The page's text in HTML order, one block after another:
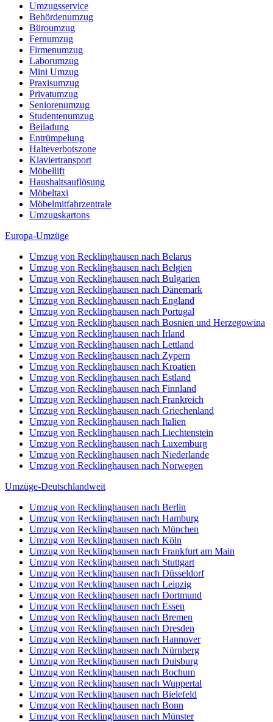
Umzugsservice
Behördenumzug
Büroumzug
Fernumzug
Firmenumzug
Laborumzug
Mini Umzug
Praxisumzug
Privatumzug
Seniorenumzug
Studentenumzug
Beiladung
Entrümpelung
Halteverbotszone
Klaviertransport
Möbellift
Haushaltsauflösung
Möbeltaxi
Möbelmitfahrzentrale
Umzugskartons
Europa-Umzüge
Umzug von Recklinghausen nach Belarus
Umzug von Recklinghausen nach Belgien
Umzug von Recklinghausen nach Bulgarien
Umzug von Recklinghausen nach Dänemark
Umzug von Recklinghausen nach England
Umzug von Recklinghausen nach Portugal
Umzug von Recklinghausen nach Bosnien und Herzegowina
Umzug von Recklinghausen nach Irland
Umzug von Recklinghausen nach Lettland
Umzug von Recklinghausen nach Zypern
Umzug von Recklinghausen nach Kroatien
Umzug von Recklinghausen nach Estland
Umzug von Recklinghausen nach Finnland
Umzug von Recklinghausen nach Frankreich
Umzug von Recklinghausen nach Griechenland
Umzug von Recklinghausen nach Italien
Umzug von Recklinghausen nach Liechtenstein
Umzug von Recklinghausen nach Luxemburg
Umzug von Recklinghausen nach Niederlande
Umzug von Recklinghausen nach Norwegen
Umzüge-Deutschlandweit
Umzug von Recklinghausen nach Berlin
Umzug von Recklinghausen nach Hamburg
Umzug von Recklinghausen nach München
Umzug von Recklinghausen nach Köln
Umzug von Recklinghausen nach Frankfurt am Main
Umzug von Recklinghausen nach Stuttgart
Umzug von Recklinghausen nach Düsseldorf
Umzug von Recklinghausen nach Leipzig
Umzug von Recklinghausen nach Dortmund
Umzug von Recklinghausen nach Essen
Umzug von Recklinghausen nach Bremen
Umzug von Recklinghausen nach Dresden
Umzug von Recklinghausen nach Hannover
Umzug von Recklinghausen nach Nürnberg
Umzug von Recklinghausen nach Duisburg
Umzug von Recklinghausen nach Bochum
Umzug von Recklinghausen nach Wuppertal
Umzug von Recklinghausen nach Bielefeld
Umzug von Recklinghausen nach Bonn
Umzug von Recklinghausen nach Münster